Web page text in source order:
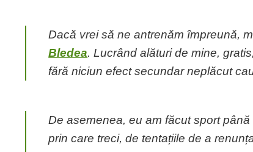
Dacă vrei să ne antrenăm împreună,
Bledea. Lucrând alături de mine,
fără niciun efect secundar neplăcut
De asemenea, eu am făcut sport
prin care treci, de tentațiile de a